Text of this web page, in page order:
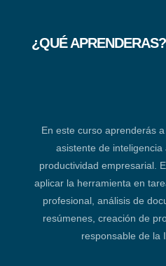
¿QUÉ APRENDERAS?
En este curso aprenderás
asistente de
productividad empresarial.
aplicar la herramienta en
profesional, análisis de
resúmenes, creación de
responsable de la